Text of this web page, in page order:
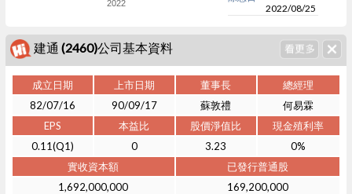
2022
2022/08/25
建通 (2460)公司基本資料
成立日期 上市日期 董事長
總經理
82/07/16
90/09/17 蘇敦禮
何易霖
EPS
本益比 股價淨值比
現金殖利率
0.11(Q1)
0 3.23
0%
實收資本額
已發行普通股
1,692,000,000
169,200,000